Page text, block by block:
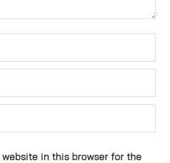
website in this browser for the